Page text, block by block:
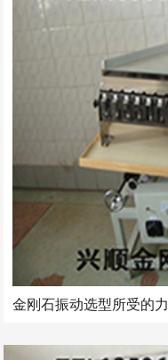
金刚石振动选型所受的力